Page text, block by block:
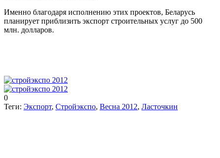
Именно благодаря исполнению этих проектов, Беларусь
планирует приблизить экспорт строительных услуг до 500
млн. долларов.
0
Теги: Экспорт, Стройэкспо, Весна 2012, Ласточкин